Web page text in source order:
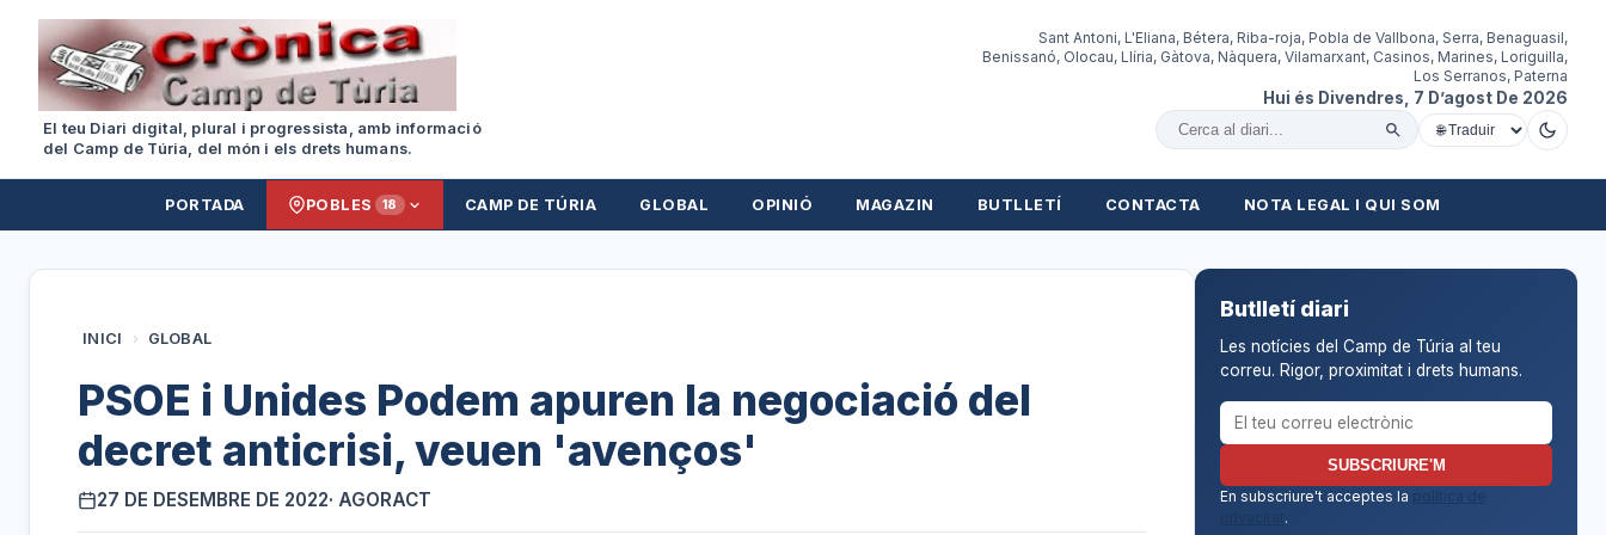
El teu Diari digital, plural i progressista, amb informació
del Camp de Túria, del món i els drets humans.
Sant Antoni, L'Eliana, Bétera, Riba-roja, Pobla de Vallbona, Serra, Benaguasil,
Benissanó, Olocau, Llíria, Gàtova, Nàquera, Vilamarxant, Casinos, Marines, Loriguilla,
Los Serranos, Paterna
Hui és Divendres, 7 D’agost De 2026
Cercar al diari
PORTADA POBLES 18 CAMP DE TÚRIA GLOBAL OPINIÓ MAGAZIN BUTLLETÍ CONTACTA NOTA LEGAL I QUI SOM
INICI › GLOBAL
PSOE i Unides Podem apuren la negociació del
decret anticrisi, veuen 'avenços'
27 DE DESEMBRE DE 2022· AGORACT
Butlletí diari
Les notícies del Camp de Túria al teu
correu. Rigor, proximitat i drets humans.
Correu electrònic per al butlletí
SUBSCRIURE'M
En subscriure't acceptes la
política de
.